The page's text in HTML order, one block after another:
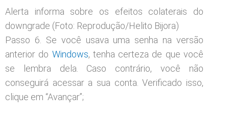
Alerta informa sobre os efeitos colaterais do
downgrade (Foto: Reprodução/Helito Bijora)
Passo 6. Se você usava uma senha na versão
anterior do Windows, tenha certeza de que você
se lembra dela. Caso contrário, você não
conseguirá acessar a sua conta. Verificado isso,
clique em “Avançar”;